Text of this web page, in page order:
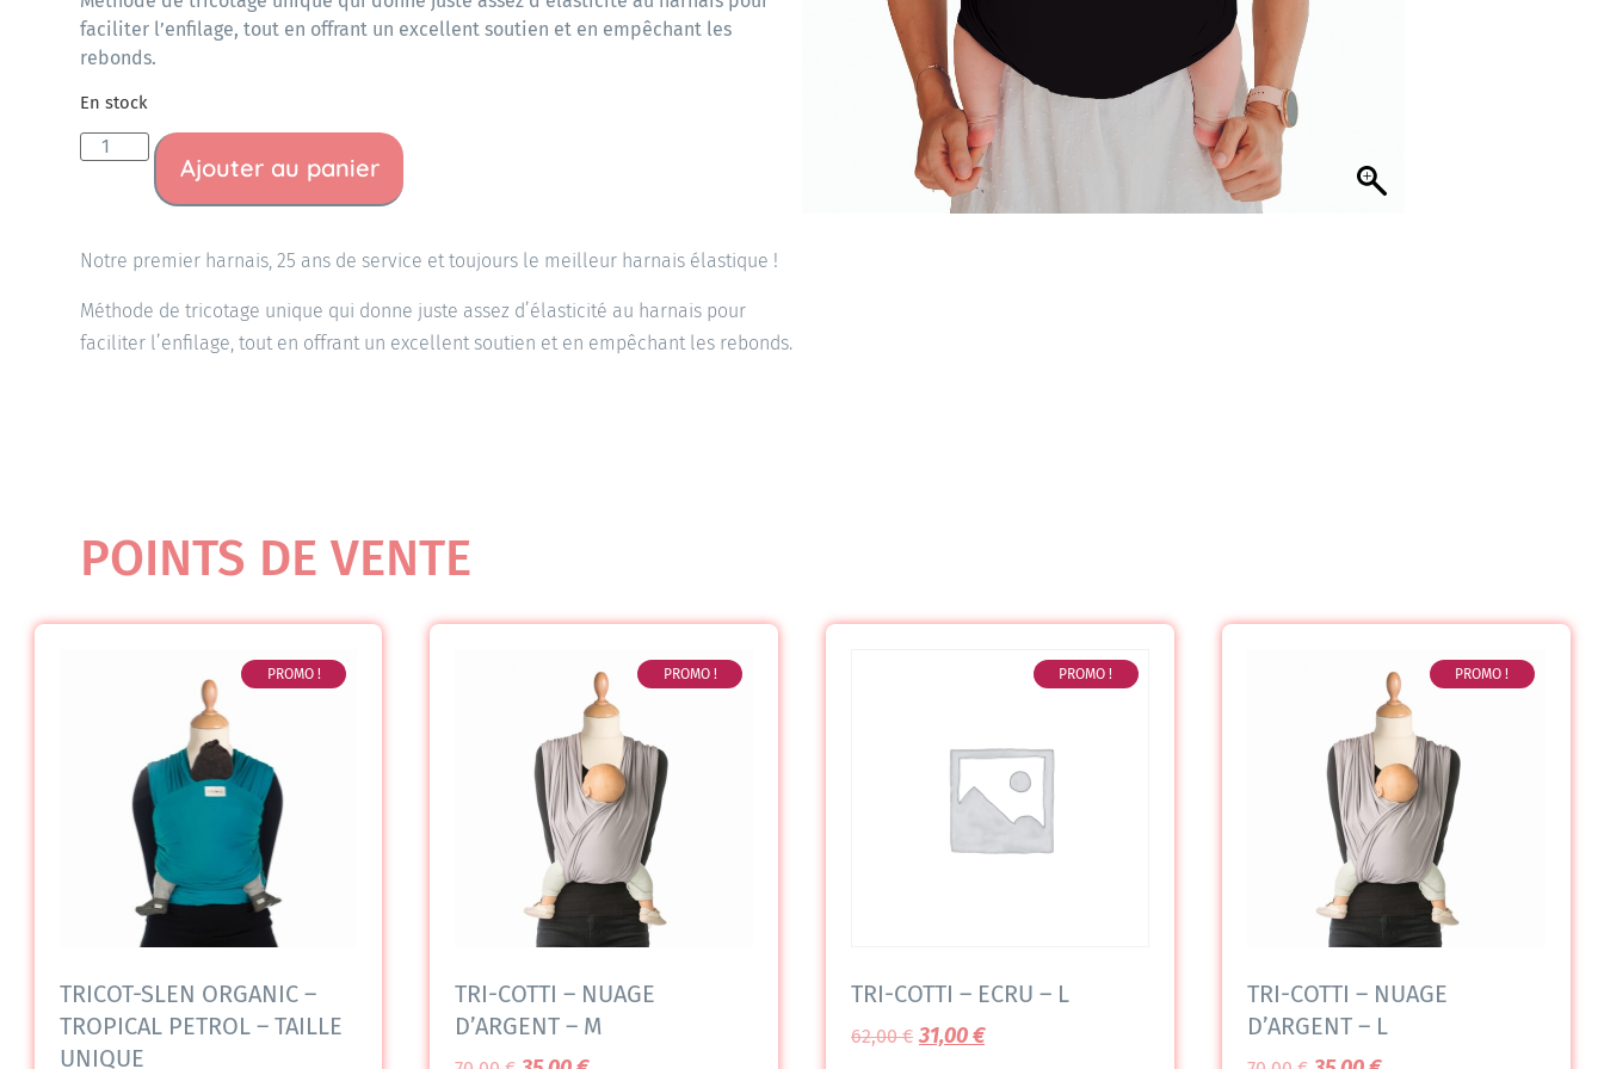
faciliter l’enfilage, tout en offrant un excellent soutien et en empêchant les
rebonds.
En stock
Ajouter au panier
Notre premier harnais, 25 ans de service et toujours le meilleur harnais élastique !
Méthode de tricotage unique qui donne juste assez d’élasticité au harnais pour
faciliter l’enfilage, tout en offrant un excellent soutien et en empêchant les rebonds.
POINTS DE VENTE
PROMO !
TRICOT-SLEN ORGANIC –
TROPICAL PETROL – TAILLE
UNIQUE
PROMO !
TRI-COTTI – NUAGE
D’ARGENT – M
PROMO !
TRI-COTTI – ECRU – L
62,00€ 31,00€
PROMO !
TRI-COTTI – NUAGE
D’ARGENT – L